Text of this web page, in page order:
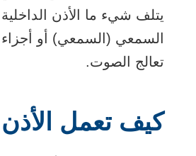
يتلف شيء ما الأذن
السمعي (السمعي) أو أجزاء
تعالج الصوت.
كيف تعمل الأذن